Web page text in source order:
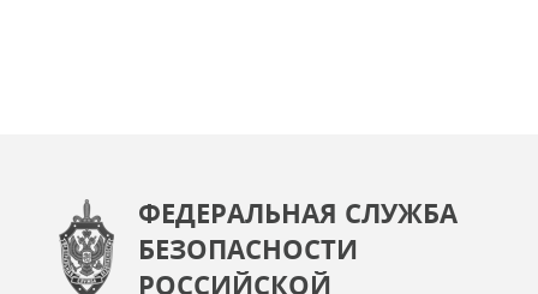
ФЕДЕРАЛЬНАЯ СЛУЖБА
БЕЗОПАСНОСТИ
РОССИЙСКОЙ